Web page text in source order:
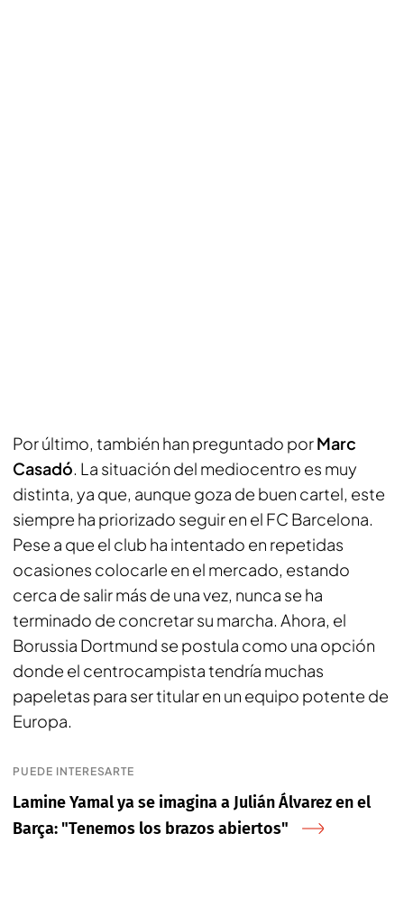
Por último, también han preguntado porMarc
Casadó. La situación del mediocentro es muy
distinta, ya que, aunque goza de buen cartel, este
siempre ha priorizado seguir en el FC Barcelona.
Pese a que el club ha intentado en repetidas
ocasiones colocarle en el mercado, estando
cerca de salir más de una vez, nunca se ha
terminado de concretar su marcha. Ahora, el
Borussia Dortmund se postula como una opción
donde el centrocampista tendría muchas
papeletas para ser titular en un equipo potente de
Europa.
PUEDE INTERESARTE
Lamine Yamal ya se imagina a Julián Álvarez en el
Barça: "Tenemos los brazos abiertos"